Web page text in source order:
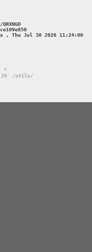
, Thu Jul 30 2026 11:24:00
>
/utils/